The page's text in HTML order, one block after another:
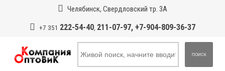
Челябинск, Свердловский тр. 3А
+7 351 222-54-40, 211-07-97, +7-904-809-36-37
ПОИСК